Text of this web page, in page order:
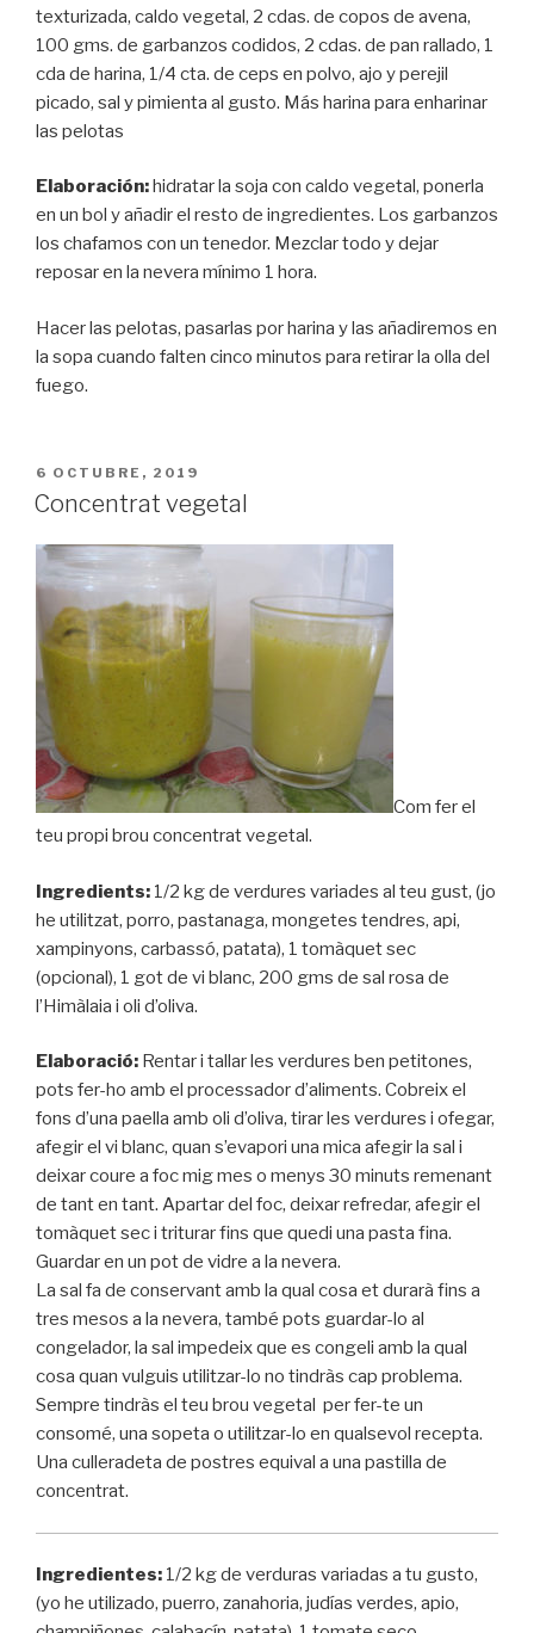
texturizada, caldo vegetal, 2 cdas. de copos de avena,
100 gms. de garbanzos codidos, 2 cdas. de pan rallado, 1
cda de harina, 1/4 cta. de ceps en polvo, ajo y perejil
picado, sal y pimienta al gusto. Más harina para enharinar
las pelotas
Elaboración: hidratar la soja con caldo vegetal, ponerla
en un bol y añadir el resto de ingredientes. Los garbanzos
los chafamos con un tenedor. Mezclar todo y dejar
reposar en la nevera mínimo 1 hora.
Hacer las pelotas, pasarlas por harina y las añadiremos en
la sopa cuando falten cinco minutos para retirar la olla del
fuego.
PUBLICADO
EL
6 OCTUBRE, 2019
Concentrat vegetal
Com fer el
teu propi brou concentrat vegetal.
Ingredients: 1/2 kg de verdures variades al teu gust, (jo
he utilitzat, porro, pastanaga, mongetes tendres, api,
xampinyons, carbassó, patata), 1 tomàquet sec
(opcional), 1 got de vi blanc, 200 gms de sal rosa de
l’Himàlaia i oli d’oliva.
Elaboració: Rentar i tallar les verdures ben petitones,
pots fer-ho amb el processador d’aliments. Cobreix el
fons d’una paella amb oli d’oliva, tirar les verdures i ofegar,
afegir el vi blanc, quan s’evapori una mica afegir la sal i
deixar coure a foc mig mes o menys 30 minuts remenant
de tant en tant. Apartar del foc, deixar refredar, afegir el
tomàquet sec i triturar fins que quedi una pasta fina.
Guardar en un pot de vidre a la nevera.
La sal fa de conservant amb la qual cosa et durarà fins a
tres mesos a la nevera, també pots guardar-lo al
congelador, la sal impedeix que es congeli amb la qual
cosa quan vulguis utilitzar-lo no tindràs cap problema.
Sempre tindràs el teu brou vegetal per fer-te un
consomé, una sopeta o utilitzar-lo en qualsevol recepta.
Una culleradeta de postres equival a una pastilla de
concentrat.
Ingredientes: 1/2 kg de verduras variadas a tu gusto,
(yo he utilizado, puerro, zanahoria, judías verdes, apio,